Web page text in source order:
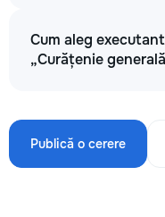
Cum aleg
„Curățenie
Publică o cerere